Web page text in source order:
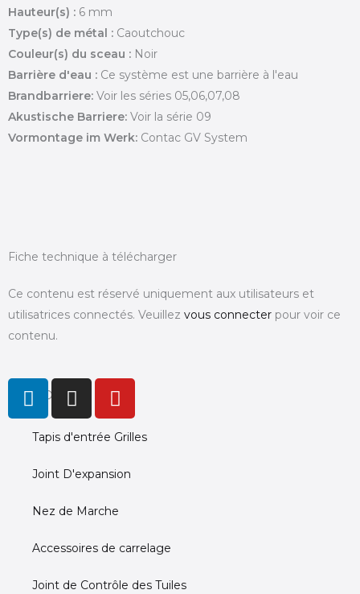
Hauteur(s) : 6 mm
Type(s) de métal : Caoutchouc
Couleur(s) du sceau : Noir
Barrière d'eau : Ce système est une barrière à l'eau
Brandbarriere: Voir les séries 05,06,07,08
Akustische Barriere: Voir la série 09
Vormontage im Werk: Contac GV System
Fiche technique à télécharger
Ce contenu est réservé uniquement aux utilisateurs et
utilisatrices connectés. Veuillez vous connecter pour voir ce
contenu.
PRODUCTS
Tapis d'entrée Grilles
Joint D'expansion
Nez de Marche
Accessoires de carrelage
Joint de Contrôle des Tuiles
L
i
n
k
e
I
n
s
t
a
r
m
Y
o
u
t
u
e